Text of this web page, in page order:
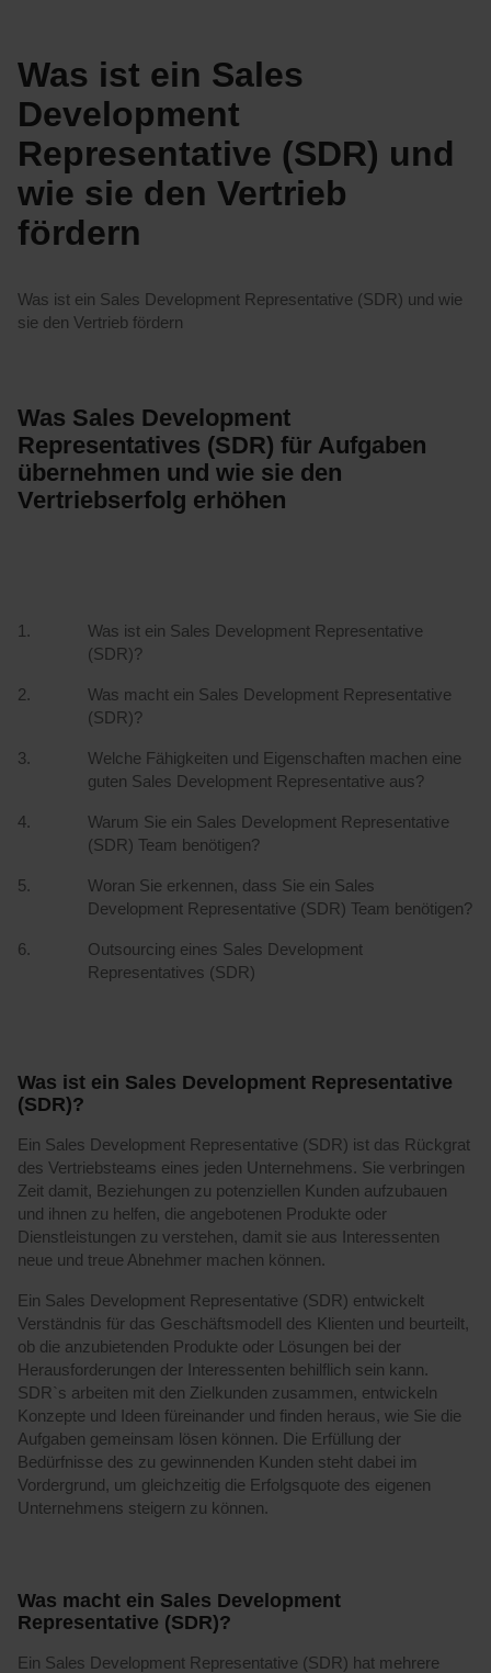
Was ist ein Sales
Development
Representative (SDR) und
wie sie den Vertrieb
fördern
Was ist ein Sales Development Representative (SDR) und wie
sie den Vertrieb fördern
Was Sales Development
Representatives (SDR) für Aufgaben
übernehmen und wie sie den
Vertriebserfolg erhöhen
Was ist ein Sales Development Representative
(SDR)?
Was macht ein Sales Development Representative
(SDR)?
Welche Fähigkeiten und Eigenschaften machen eine
guten Sales Development Representative aus?
Warum Sie ein Sales Development Representative
(SDR) Team benötigen?
Woran Sie erkennen, dass Sie ein Sales
Development Representative (SDR) Team benötigen?
Outsourcing eines Sales Development
Representatives (SDR)
Was ist ein Sales Development Representative
(SDR)?
Ein Sales Development Representative (SDR) ist das Rückgrat
des Vertriebsteams eines jeden Unternehmens. Sie verbringen
Zeit damit, Beziehungen zu potenziellen Kunden aufzubauen
und ihnen zu helfen, die angebotenen Produkte oder
Dienstleistungen zu verstehen, damit sie aus Interessenten
neue und treue Abnehmer machen können.
Ein Sales Development Representative (SDR) entwickelt
Verständnis für das Geschäftsmodell des Klienten und beurteilt,
ob die anzubietenden Produkte oder Lösungen bei der
Herausforderungen der Interessenten behilflich sein kann.
SDR`s arbeiten mit den Zielkunden zusammen, entwickeln
Konzepte und Ideen füreinander und finden heraus, wie Sie die
Aufgaben gemeinsam lösen können. Die Erfüllung der
Bedürfnisse des zu gewinnenden Kunden steht dabei im
Vordergrund, um gleichzeitig die Erfolgsquote des eigenen
Unternehmens steigern zu können.
Was macht ein Sales Development
Representative (SDR)?
Ein Sales Development Representative (SDR) hat mehrere